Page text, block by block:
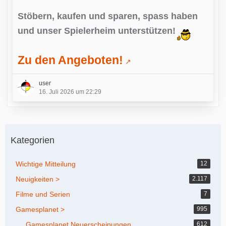
Stöbern, kaufen und sparen, spass haben
und unser Spielerheim unterstützen!
Zu den Angeboten!
user
16. Juli 2026 um 22:29
Kategorien
Wichtige Mitteilung 12
Neuigkeiten > 2.117
Filme und Serien 7
Gamesplanet > 995
612